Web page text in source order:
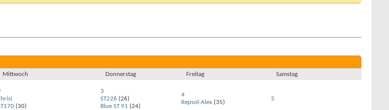
Mittwoch Donnerstag Freitag Samstag
(30)
3
ST226 (26)
Blue ST 91 (24)
4
Repsol-Alex (35)
5